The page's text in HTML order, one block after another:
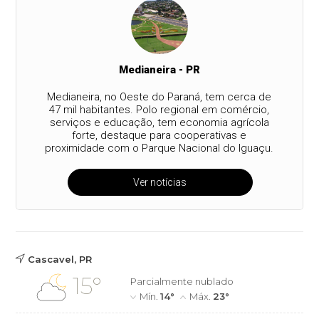
Medianeira - PR
Medianeira, no Oeste do Paraná, tem cerca de
47 mil habitantes. Polo regional em comércio,
serviços e educação, tem economia agrícola
forte, destaque para cooperativas e
proximidade com o Parque Nacional do Iguaçu.
Ver notícias
Cascavel, PR
15°
Parcialmente nublado
Mín.14° Máx. 23°